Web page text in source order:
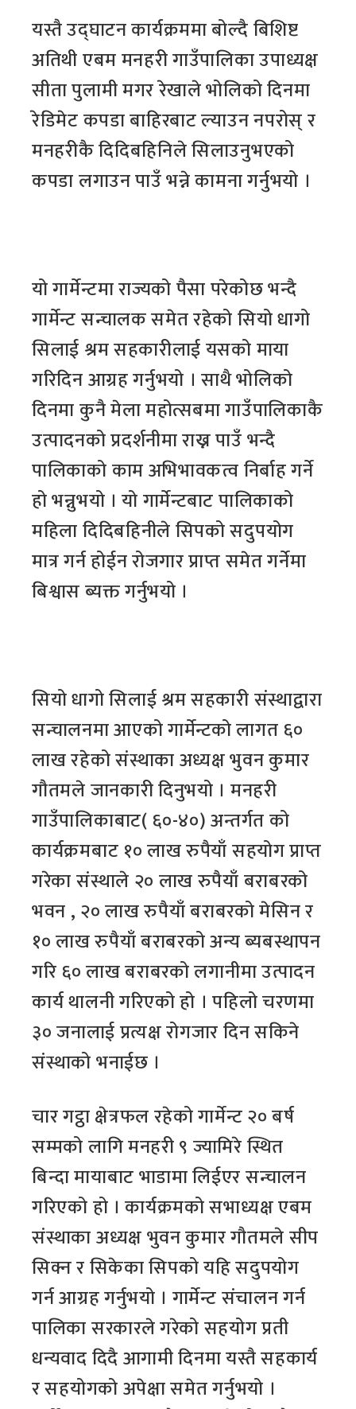
यस्तै उद्घाटन कार्यक्रममा बोल्दै बिशिष्ट
अतिथी एबम मनहरी गाउँपालिका उपाध्यक्ष
सीता पुलामी मगर रेखाले भोलिको दिनमा
रेडिमेट कपडा बाहिरबाट ल्याउन नपरोस् र
मनहरीकै दिदिबहिनिले सिलाउनुभएको
कपडा लगाउन पाउँ भन्ने कामना गर्नुभयो ।
यो गार्मेन्टमा राज्यको पैसा परेकोछ भन्दै
गार्मेन्ट सन्चालक समेत रहेको सियो धागो
सिलाई श्रम सहकारीलाई यसको माया
गरिदिन आग्रह गर्नुभयो । साथै भोलिको
दिनमा कुनै मेला महोत्सबमा गाउँपालिकाकै
उत्पादनको प्रदर्शनीमा राख्न पाउँ भन्दै
पालिकाको काम अभिभावकत्व निर्बाह गर्ने
हो भन्नुभयो । यो गार्मेन्टबाट पालिकाको
महिला दिदिबहिनीले सिपको सदुपयोग
मात्र गर्न होईन रोजगार प्राप्त समेत गर्नेमा
बिश्वास ब्यक्त गर्नुभयो ।
सियो धागो सिलाई श्रम सहकारी संस्थाद्वारा
सन्चालनमा आएको गार्मेन्टको लागत ६०
लाख रहेको संस्थाका अध्यक्ष भुवन कुमार
गौतमले जानकारी दिनुभयो । मनहरी
गाउँपालिकाबाट( ६०-४०) अन्तर्गत को
कार्यक्रमबाट १० लाख रुपैयाँ सहयोग प्राप्त
गरेका संस्थाले २० लाख रुपैयाँ बराबरको
भवन , २० लाख रुपैयाँ बराबरको मेसिन र
१० लाख रुपैयाँ बराबरको अन्य ब्यबस्थापन
गरि ६० लाख बराबरको लगानीमा उत्पादन
कार्य थालनी गरिएको हो । पहिलो चरणमा
३० जनालाई प्रत्यक्ष रोगजार दिन सकिने
संस्थाको भनाईछ ।
चार गट्ठा क्षेत्रफल रहेको गार्मेन्ट २० बर्ष
सम्मको लागि मनहरी ९ ज्यामिरे स्थित
बिन्दा मायाबाट भाडामा लिईएर सन्चालन
गरिएको हो । कार्यक्रमको सभाध्यक्ष एबम
संस्थाका अध्यक्ष भुवन कुमार गौतमले सीप
सिक्न र सिकेका सिपको यहि सदुपयोग
गर्न आग्रह गर्नुभयो । गार्मेन्ट संचालन गर्न
पालिका सरकारले गरेको सहयोग प्रती
धन्यवाद दिदै आगामी दिनमा यस्तै सहकार्य
र सहयोगको अपेक्षा समेत गर्नुभयो ।